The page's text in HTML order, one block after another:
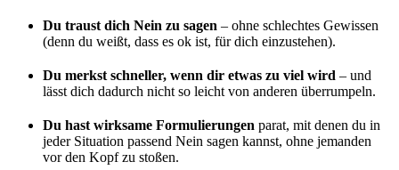
Du traust dich Nein zu sagen – ohne schlechtes Gewissen
(denn du weißt, dass es ok ist, für dich einzustehen).
Du merkst schneller, wenn dir etwas zu viel wird – und
lässt dich dadurch nicht so leicht von anderen überrumpeln.
Du hast wirksame Formulierungen parat, mit denen du in
jeder Situation passend Nein sagen kannst, ohne jemanden
vor den Kopf zu stoßen.